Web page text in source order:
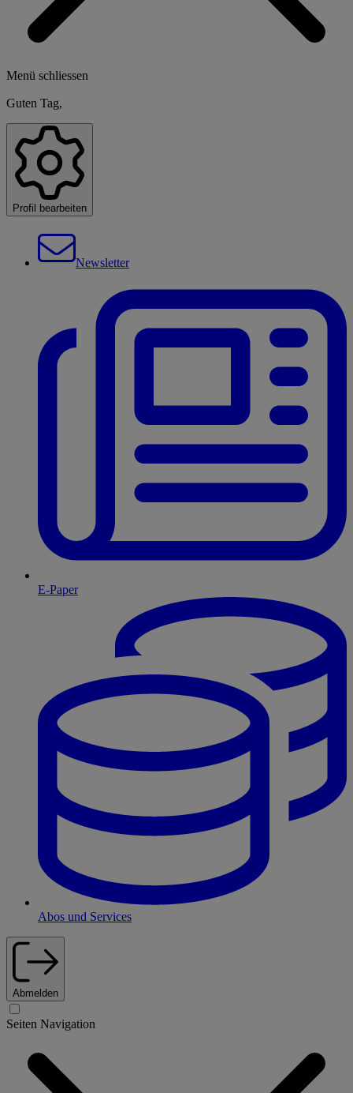
Menü schliessen
Guten Tag,
Profil bearbeiten
Newsletter
E-Paper
Abos und Services
Abmelden
Seiten Navigation